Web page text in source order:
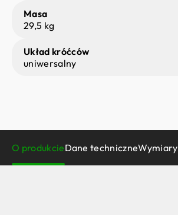
Masa
29,5 kg
Układ króćców
uniwersalny
O produkcieDane techniczneWymiary